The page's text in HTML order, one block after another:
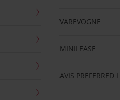
VAREVOGNE
MINILEASE
AVIS PREFERRED